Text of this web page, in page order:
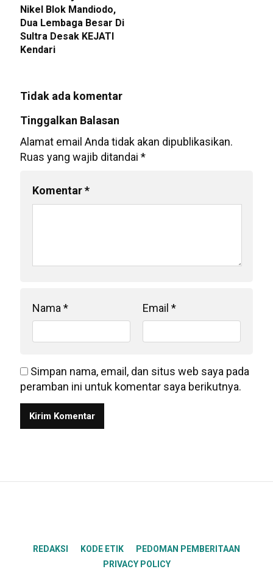
Nikel Blok Mandiodo,
Dua Lembaga Besar Di
Sultra Desak KEJATI
Kendari
Tidak ada komentar
Tinggalkan Balasan
Alamat email Anda tidak akan dipublikasikan.
Ruas yang wajib ditandai *
Komentar*
Nama * Email *
Simpan nama, email, dan situs web saya pada
peramban ini untuk komentar saya berikutnya.
REDAKSI KODE ETIK
PEDOMAN PEMBERITAAN
PRIVACY POLICY